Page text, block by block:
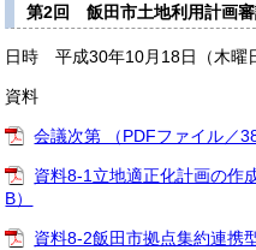
第2回 飯田市土地利用計画
日時 平成30年10月18日（木曜
資料
会議次第 （PDFファイル／
資料8-1立地適正化計画の作
B）
資料8-2飯田市拠点集約連携